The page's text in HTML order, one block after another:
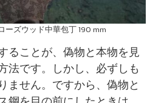
ーズウッド中華包丁 190 mm
ることが、偽物と本物を見
法です。しかし、必ずしも
ません。ですから、偽物と